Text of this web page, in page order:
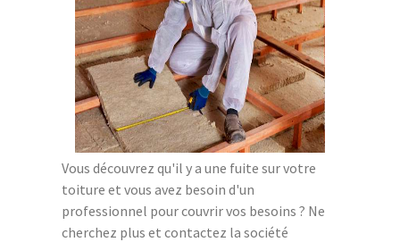
Vous découvrez qu'il y a une fuite sur votre
toiture et vous avez besoin d'un
professionnel pour couvrir vos besoins ? Ne
cherchez plus et contactez la société